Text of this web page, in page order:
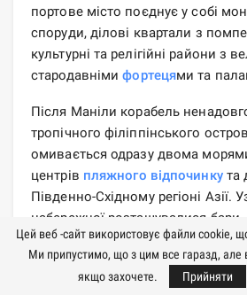
портове місто поєднує у собі
споруди, ділові квартали з
культурні та релігійні райони з
стародавнімифортецями та
Після Маніли корабель
тропічного філіппінського
омивається одразу двома
центрів пляжного відпочинкута
Південно-Східному регіоні Азії.
набережної розташувалися бари,
клуби та спа-салони. На острові
кажанами, водоспади, сад
черепашок. Кінцевим пунктом
Цей веб -сайт використовує файли cookie,
Ми припустимо, що з цим все гаразд, але
якщо захочете.
Прийняти